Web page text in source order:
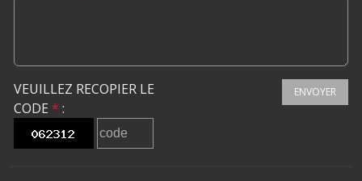
VEUILLEZ RECOPIER LE
CODE * :
ENVOYER